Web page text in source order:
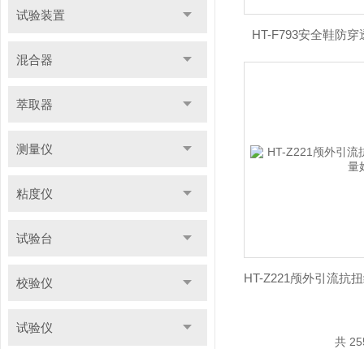
试验装置
混合器
萃取器
测量仪
粘度仪
试验台
校验仪
试验仪
HT-F793安全鞋防
共